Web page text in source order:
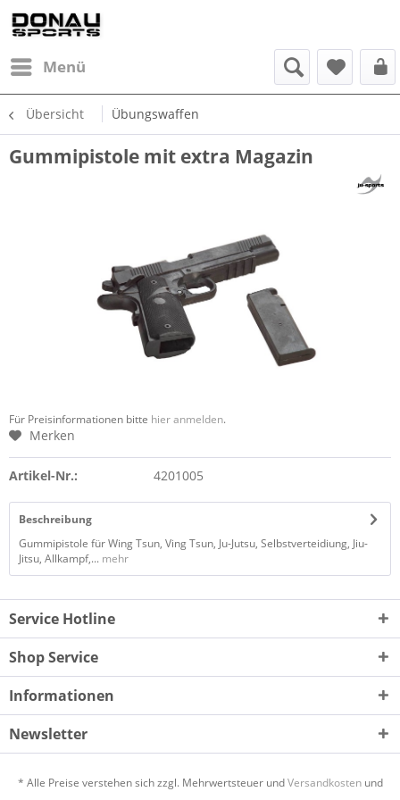
Menü
Übersicht Übungswaffen
Gummipistole mit extra Magazin
Für Preisinformationen bitte hier anmelden.
Merken
Artikel-Nr.: 4201005
Beschreibung
Gummipistole für Wing Tsun, Ving Tsun, Ju-Jutsu, Selbstverteidiung, Jiu-
Jitsu, Allkampf,... mehr
Service Hotline
Shop Service
Informationen
Newsletter
* Alle Preise verstehen sich zzgl. Mehrwertsteuer undVersandkostenund